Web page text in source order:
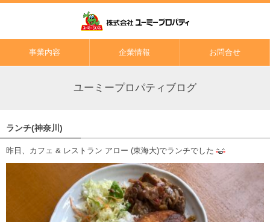
事業内容 企業情報 お問合せ
ユーミープロパティブログ
ランチ(神奈川)
昨日、カフェ & レストラン アロー (東海大)でランチでした